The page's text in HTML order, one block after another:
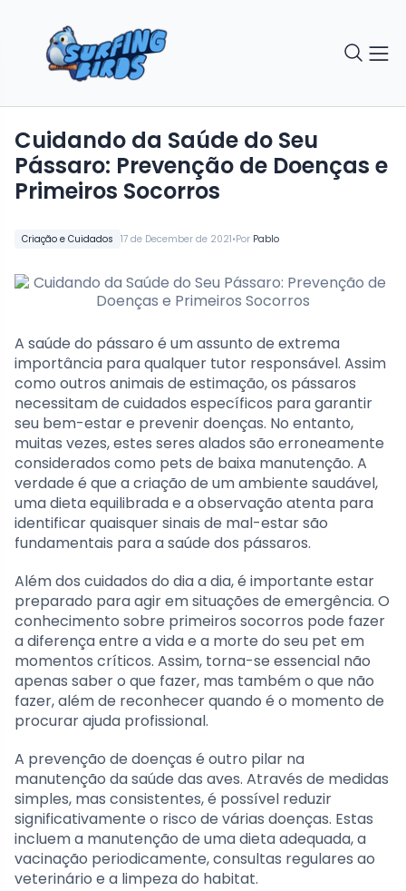
Criação e Cuidados 17 de December de 2021•Por Pablo
Cuidando da Saúde do Seu
Pássaro: Prevenção de Doenças e
Primeiros Socorros
A saúde do pássaro é um assunto de extrema
importância para qualquer tutor responsável. Assim
como outros animais de estimação, os pássaros
necessitam de cuidados específicos para garantir
seu bem-estar e prevenir doenças. No entanto,
muitas vezes, estes seres alados são erroneamente
considerados como pets de baixa manutenção. A
verdade é que a criação de um ambiente saudável,
uma dieta equilibrada e a observação atenta para
identificar quaisquer sinais de mal-estar são
fundamentais para a saúde dos pássaros.
Além dos cuidados do dia a dia, é importante estar
preparado para agir em situações de emergência. O
conhecimento sobre primeiros socorros pode fazer
a diferença entre a vida e a morte do seu pet em
momentos críticos. Assim, torna-se essencial não
apenas saber o que fazer, mas também o que não
fazer, além de reconhecer quando é o momento de
procurar ajuda profissional.
A prevenção de doenças é outro pilar na
manutenção da saúde das aves. Através de medidas
simples, mas consistentes, é possível reduzir
significativamente o risco de várias doenças. Estas
incluem a manutenção de uma dieta adequada, a
vacinação periodicamente, consultas regulares ao
veterinário e a limpeza do habitat.